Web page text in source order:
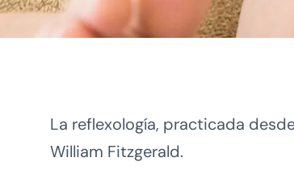
La reflexología, practicada
William Fitzgerald.